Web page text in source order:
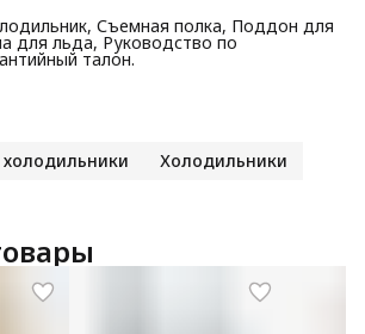
Съемная полка, Поддон для
для льда, Руководство по
талон.
Холодильники